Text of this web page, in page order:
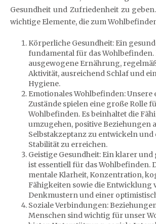
Gesundheit und Zufriedenheit zu
wichtige Elemente, die zum
Körperliche Gesundheit: Ein
fundamental für das Wohlbefinden.
ausgewogene Ernährung,
Aktivität, ausreichend Schlaf und
Hygiene.
Emotionales Wohlbefinden: Unsere
Zustände spielen eine große Rolle
Wohlbefinden. Es beinhaltet die
umzugehen, positive Beziehungen
Selbstakzeptanz zu entwickeln und
Stabilität zu erreichen.
Geistige Gesundheit: Ein klarer und
ist essentiell für das Wohlbefinden.
mentale Klarheit, Konzentration,
Fähigkeiten sowie die Entwicklung
Denkmustern und einer
Soziale Verbindungen:
Menschen sind wichtig für unser